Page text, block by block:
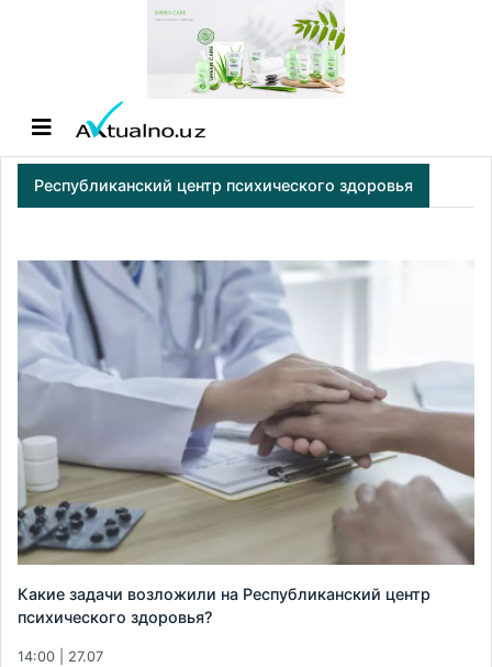
Республиканский центр психического здоровья
Какие задачи возложили на Республиканский центр
психического здоровья?
14:00 | 27.07